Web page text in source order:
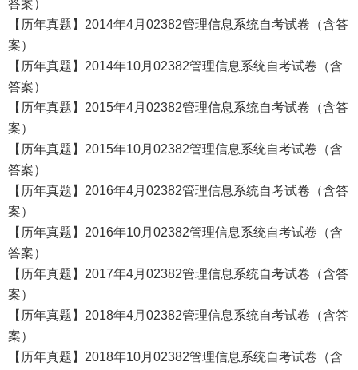
答案）
【历年真题】2014年4月02382管理信息系统自考试卷（含答
案）
【历年真题】2014年10月02382管理信息系统自考试卷（含
答案）
【历年真题】2015年4月02382管理信息系统自考试卷（含答
案）
【历年真题】2015年10月02382管理信息系统自考试卷（含
答案）
【历年真题】2016年4月02382管理信息系统自考试卷（含答
案）
【历年真题】2016年10月02382管理信息系统自考试卷（含
答案）
【历年真题】2017年4月02382管理信息系统自考试卷（含答
案）
【历年真题】2018年4月02382管理信息系统自考试卷（含答
案）
【历年真题】2018年10月02382管理信息系统自考试卷（含